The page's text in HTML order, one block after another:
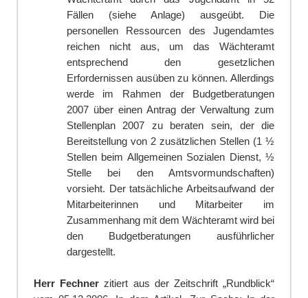
Fällen (siehe Anlage) ausgeübt. Die
personellen Ressourcen des Jugendamtes
reichen nicht aus, um das Wächteramt
entsprechend den gesetzlichen
Erfordernissen ausüben zu können. Allerdings
werde im Rahmen der Budgetberatungen
2007 über einen Antrag der Verwaltung zum
Stellenplan 2007 zu beraten sein, der die
Bereitstellung von 2 zusätzlichen Stellen (1 ½
Stellen beim Allgemeinen Sozialen Dienst, ½
Stelle bei den Amtsvormundschaften)
vorsieht. Der tatsächliche Arbeitsaufwand der
Mitarbeiterinnen und Mitarbeiter im
Zusammenhang mit dem Wächteramt wird bei
den Budgetberatungen ausführlicher
dargestellt.
Herr Fechner zitiert aus der Zeitschrift „Rundblick“